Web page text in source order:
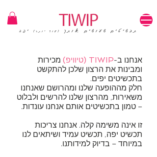
תכשיטים שעושים אותך (עוד יותר)יפה
אנחנו ב-TIWIP (טיוויפ)
מכירות
ומבינות את הרצון שלכן להתקשט
בתכשיטים יפים.
חלק מההופעה שלנו ומהרושם שאנחנו
משאירות, מהרצון שלנו להרשים ולבלוט
– טמון בתכשיטים אותם אנחנו עונדות.
זו אינה משימה קלה. אנחנו צריכות
תכשיט יפה, תכשיט עמיד ושיתאים לנו
במיוחד – בדיוק למידותנו.